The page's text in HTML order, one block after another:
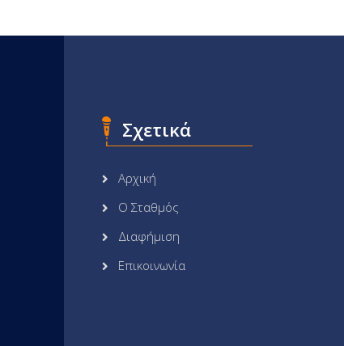
Σχετικά
Αρχική
Ο Σταθμός
Διαφήμιση
Επικοινωνία